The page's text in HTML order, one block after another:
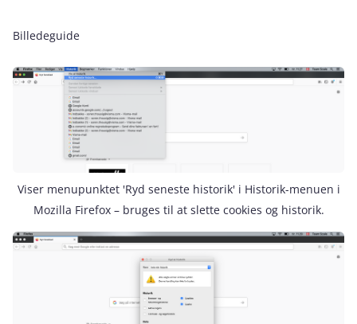
Billedeguide
Viser menupunktet 'Ryd seneste historik' i Historik-menuen i
Mozilla Firefox – bruges til at slette cookies og historik.